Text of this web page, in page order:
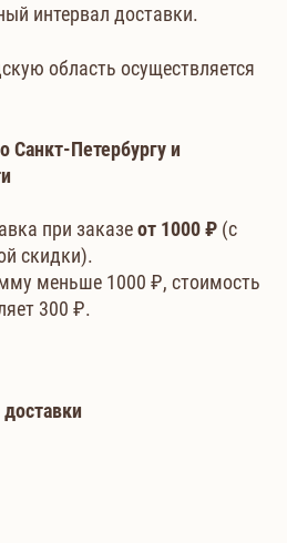
интервал доставки.
область осуществляется
Санкт-Петербургу и
при заказеот 1000₽ (с
скидки).
меньше 1000 ₽, стоимость
300 ₽.